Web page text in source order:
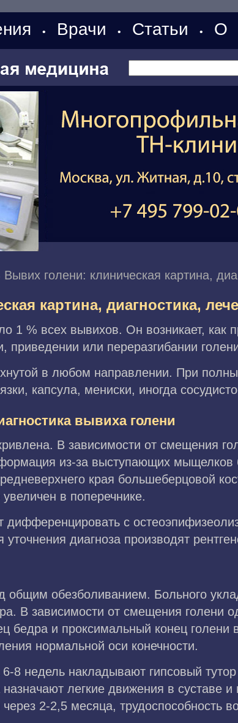
• Врачи • Статьи • О
Вывих голени: клиническая картина,
картина, диагностика,
1 % всех вывихов. Он возникает, как
приведении или переразгибании
в любом направлении. При
капсула, мениски, иногда
вывиха голени
В зависимости от смещения
из-за выступающих мыщелков
края большеберцовой
в поперечнике.
дифференцировать с
диагноза производят
общим обезболиванием. Больного
В зависимости от смещения голени
бедра и проксимальный конец голени
нормальной оси конечности.
8 недель накладывают гипсовый
легкие движения в суставе и
2-2,5 месяца, трудоспособность